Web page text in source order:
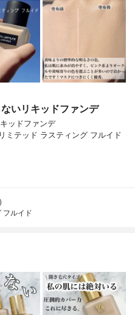
いリキッドファンデ
ッドファンデ
テッド ラスティング フルイド
フルイド